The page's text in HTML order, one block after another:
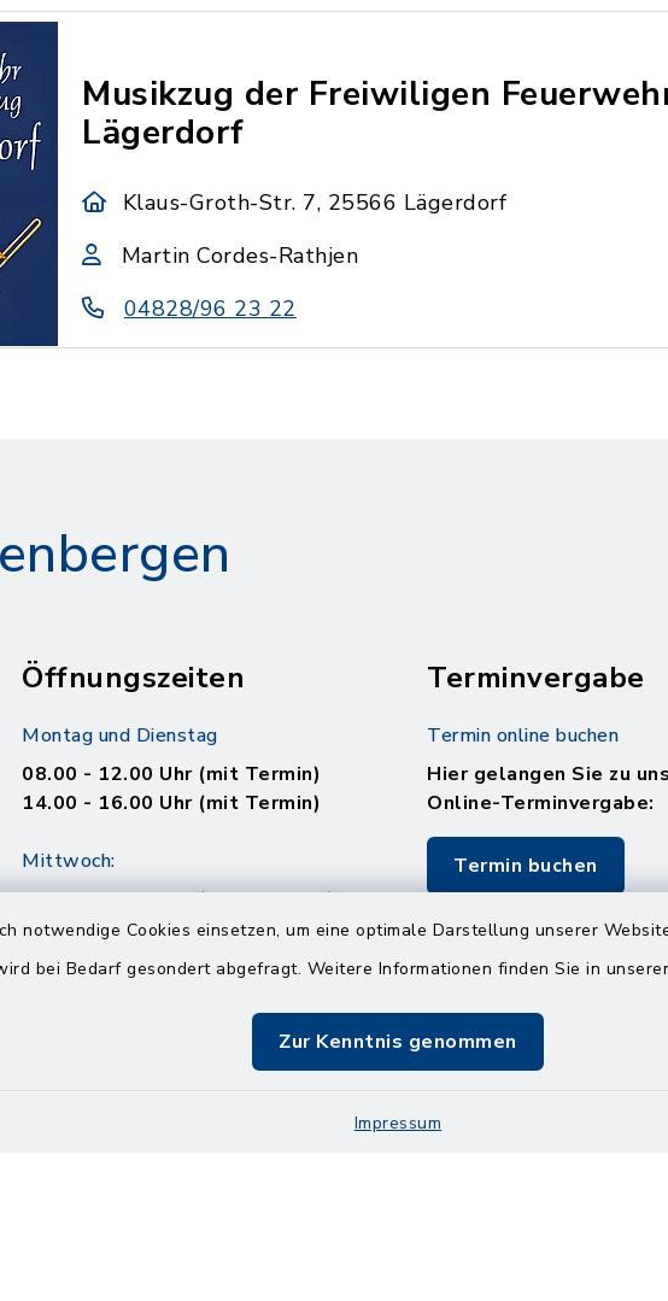
notwendige Cookies einsetzen, um eine optimale Darstellung unserer
bei Bedarf gesondert abgefragt. Weitere Informationen finden Sie in
Zur Kenntnis genommen
Impressum
Musikzug der Freiwiligen
Lägerdorf
Klaus-Groth-Str. 7, 25566 Lägerdorf
Martin Cordes-Rathjen
04828/96 23 22
Öffnungszeiten
Montag und Dienstag
08.00 - 12.00 Uhr (mit Termin)
14.00 - 16.00 Uhr (mit Termin)
Mittwoch:
08.00 - 12.00 Uhr (ohne Termin)
14.00 - 18.00 Uhr (ohne Termin)
Donnerstag:
Terminvergabe
Termin online buchen
Hier gelangen Sie zu
Online-Terminvergabe:
Termin buchen